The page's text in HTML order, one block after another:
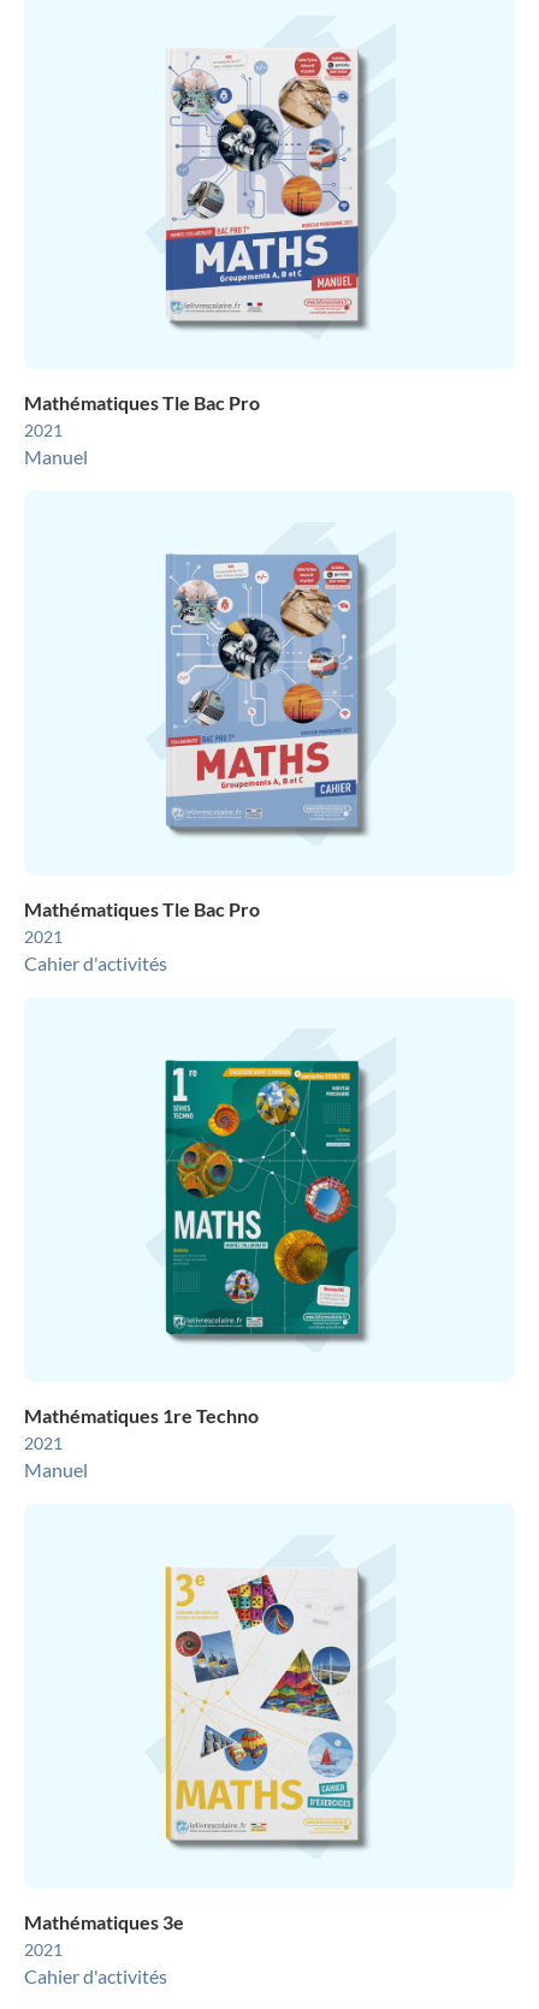
Mathématiques Tle Bac Pro
2021
Manuel
Mathématiques Tle Bac Pro
2021
Cahier d'activités
Mathématiques 1re Techno
2021
Manuel
Mathématiques 3e
2021
Cahier d'activités